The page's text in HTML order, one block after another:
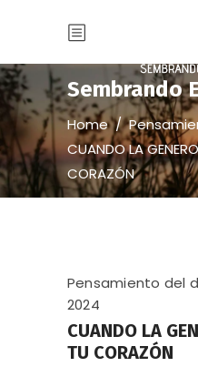
Sembrando
Home/
CUANDO LA
CORAZÓN
Pensamiento del
2024
CUANDO LA
TU CORAZÓN